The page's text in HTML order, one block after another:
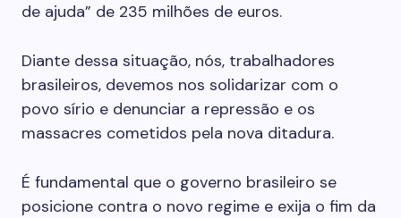
de ajuda” de 235 milhões de euros.
Diante dessa situação, nós, trabalhadores
brasileiros, devemos nos solidarizar com o
povo sírio e denunciar a repressão e os
massacres cometidos pela nova ditadura.
É fundamental que o governo brasileiro se
posicione contra o novo regime e exija o fim da